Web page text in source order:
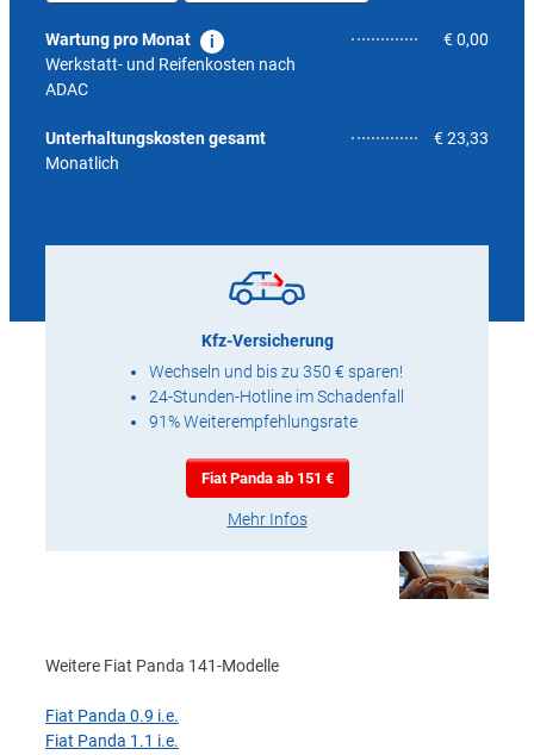
Wartung pro Monat
Werkstatt- und Reifenkosten nach
ADAC
€ 0,00
Unterhaltungskosten gesamt
Monatlich
€ 23,33
Kfz-Versicherung
Wechseln und bis zu 350 € sparen!
24-Stunden-Hotline im Schadenfall
91% Weiterempfehlungsrate
Fiat Panda ab 151 €
Mehr Infos
Weitere Fiat Panda 141-Modelle
Fiat Panda 0.9 i.e.
Fiat Panda 1.1 i.e.